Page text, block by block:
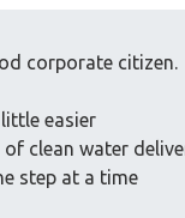
corporate citizen.
easier
clean water
step at a time